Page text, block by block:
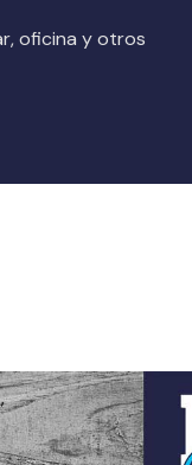
oficina y otros